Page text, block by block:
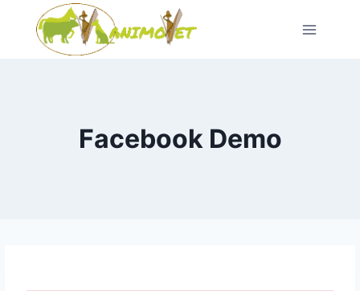
contenu
Facebook Demo